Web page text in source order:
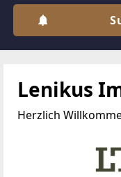
Lenikus
Herzlich